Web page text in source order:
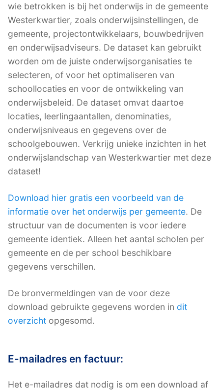
wie betrokken is bij het onderwijs in de gemeente
Westerkwartier, zoals onderwijsinstellingen, de
gemeente, projectontwikkelaars, bouwbedrijven
en onderwijsadviseurs. De dataset kan gebruikt
worden om de juiste onderwijsorganisaties te
selecteren, of voor het optimaliseren van
schoollocaties en voor de ontwikkeling van
onderwijsbeleid. De dataset omvat daartoe
locaties, leerlingaantallen, denominaties,
onderwijsniveaus en gegevens over de
schoolgebouwen. Verkrijg unieke inzichten in het
onderwijslandschap van Westerkwartier met deze
dataset!
Download hier gratis een voorbeeld van de
informatie over het onderwijs per gemeente. De
structuur van de documenten is voor iedere
gemeente identiek. Alleen het aantal scholen per
gemeente en de per school beschikbare
gegevens verschillen.
De bronvermeldingen van de voor deze
download gebruikte gegevens worden in dit
overzicht opgesomd.
E-mailadres en factuur:
Het e-mailadres dat nodig is om een download af